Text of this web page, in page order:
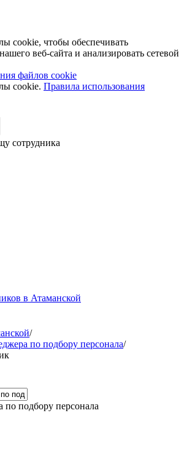
cookie, чтобы обеспечивать
веб-сайта и анализировать сетевой
файлов cookie
cookie. Правила использования
сотрудника
в Атаманской
/
по подбору персонала/
по подбору персонала